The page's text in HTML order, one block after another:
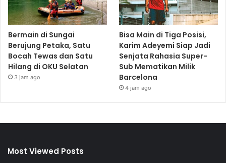
Bermain di Sungai
Berujung Petaka, Satu
Bocah Tewas dan Satu
Hilang di OKU Selatan
3 jam ago
Bisa Main di Tiga Posisi,
Karim Adeyemi Siap Jadi
Senjata Rahasia Super-
Sub Mematikan Milik
Barcelona
4 jam ago
Most Viewed Posts